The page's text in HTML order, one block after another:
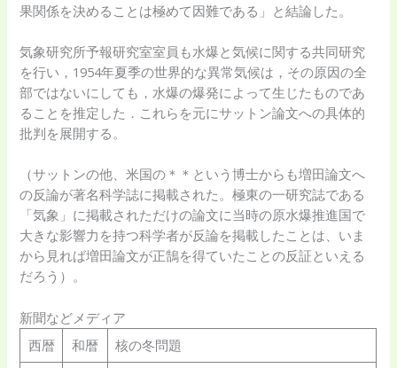
果関係を決めることは極めて因難である」と結論した。
気象研究所予報研究室室員も水爆と気候に関する共同研究
を行い，1954年夏季の世界的な異常気候は，その原因の全
部ではないにしても，水爆の爆発によって生じたものであ
ることを推定した．これらを元にサットン論文への具体的
批判を展開する。
（サットンの他、米国の＊＊という博士からも増田論文へ
の反論が著名科学誌に掲載された。極東の一研究誌である
「気象」に掲載されただけの論文に当時の原水爆推進国で
大きな影響力を持つ科学者が反論を掲載したことは、いま
から見れば増田論文が正鵠を得ていたことの反証といえる
だろう）。
新聞などメディア
西暦
和暦 核の冬問題